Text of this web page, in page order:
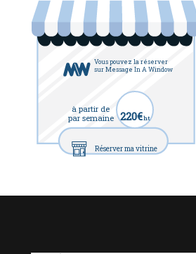
Vous pouvez la réserver
sur Message In A Window
à partir de
par semaine 220€ht
Réserver ma vitrine